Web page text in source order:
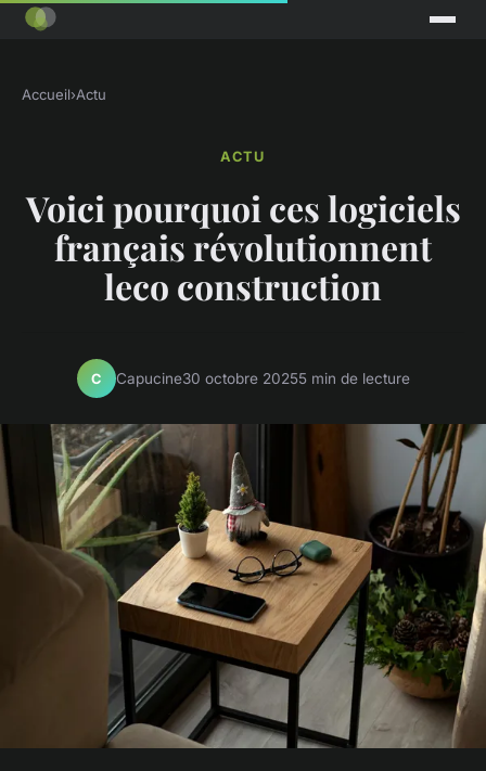
Accueil›Actu
ACTU
Voici pourquoi ces logiciels
français révolutionnent
leco construction
C Capucine30 octobre 20255 min de lecture